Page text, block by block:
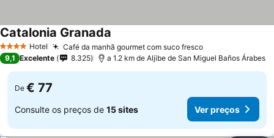
4 EstrelasHotel Café da manhã gourmet com suco fresco
Catalonia Granada
9,1 Excelente 8.325 a 1.2 km de Aljibe de San Miguel Baños Árabes
De € 77
Consulte os preços de 15 sites Ver preços